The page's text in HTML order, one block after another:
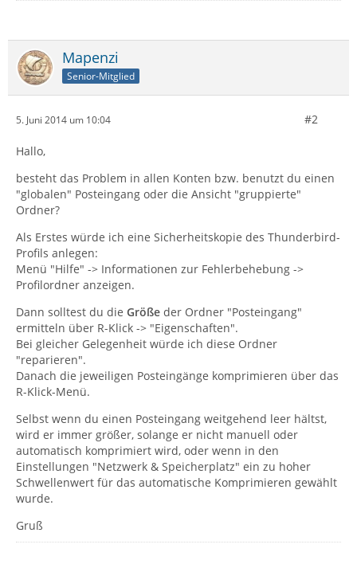
Mapenzi
Senior-Mitglied
5. Juni 2014 um 10:04 #2
Hallo,
besteht das Problem in allen Konten bzw. benutzt du einen
"globalen" Posteingang oder die Ansicht "gruppierte"
Ordner?
Als Erstes würde ich eine Sicherheitskopie des Thunderbird-
Profils anlegen:
Menü "Hilfe" -> Informationen zur Fehlerbehebung ->
Profilordner anzeigen.
Dann solltest du die Größe der Ordner "Posteingang"
ermitteln über R-Klick -> "Eigenschaften".
Bei gleicher Gelegenheit würde ich diese Ordner
"reparieren".
Danach die jeweiligen Posteingänge komprimieren über das
R-Klick-Menü.
Selbst wenn du einen Posteingang weitgehend leer hältst,
wird er immer größer, solange er nicht manuell oder
automatisch komprimiert wird, oder wenn in den
Einstellungen "Netzwerk & Speicherplatz" ein zu hoher
Schwellenwert für das automatische Komprimieren gewählt
wurde.
Gruß